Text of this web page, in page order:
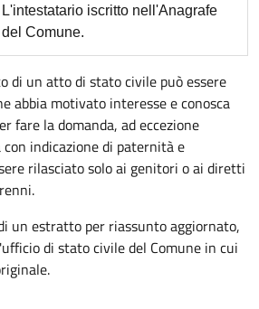
L'intestatario iscritto nell'Anagrafe
del Comune.
di un atto di stato civile può essere
abbia motivato interesse e conosca
fare la domanda, ad eccezione
indicazione di paternità e
rilasciato solo ai genitori o ai diretti
un estratto per riassunto aggiornato,
di stato civile del Comune in cui